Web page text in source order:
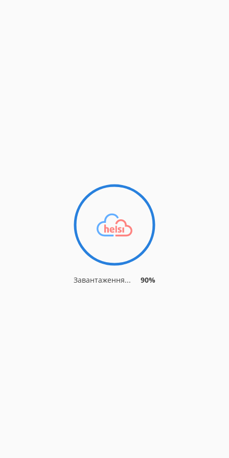
Завантаження... 90%